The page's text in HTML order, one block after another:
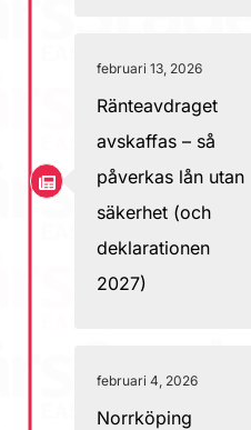
februari 13, 2026
Ränteavdraget
avskaffas – så
påverkas lån utan
säkerhet (och
deklarationen
2027)
februari 4, 2026
Norrköping